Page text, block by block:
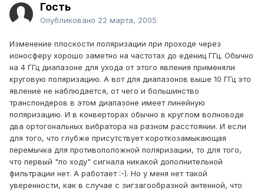
Гость
Опубликовано 22 марта, 2005
Изменение плоскости поляризации при проходе через
ионосферу хорошо заметно на частотах до едениц ГГц. Обычно
на 4 ГГц диапазоне для ухода от этого явления применяли
круговую поляризацию. А вот для диапазонов выше 10 ГГц это
явление не наблюдается, от чего и большинство
транспондеров в этом диапазоне имеет линейную
поляризацию. И в конверторах обычно в круглом волноводе
два ортогональных вибратора на разном расстоянии. И если
для того, что глубже присутствует короткозамыкающая
перемычка для противоположной поляризации, то для того,
что первый "по ходу" сигнала никакой дополнительной
фильтрации нет. А работает :-). Но у меня нет такой
уверенности, как в случае с зигзагообразной антенной, что